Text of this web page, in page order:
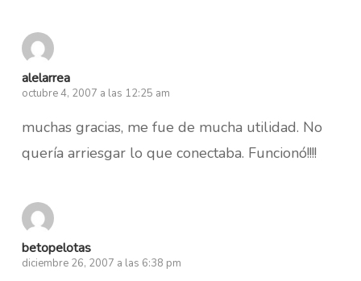
alelarrea
octubre 4, 2007 a las 12:25 am
muchas gracias, me fue de mucha utilidad. No
quería arriesgar lo que conectaba. Funcionó!!!!
betopelotas
diciembre 26, 2007 a las 6:38 pm